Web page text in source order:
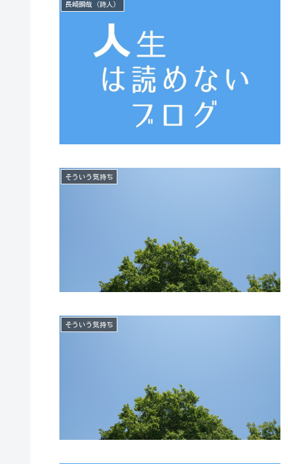
長崎瞬哉（詩人）
そういう気持ち
そういう気持ち